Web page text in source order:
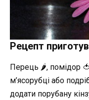
Рецепт
Перець 🌶, помідор
м’ясорубці або
додати порубану